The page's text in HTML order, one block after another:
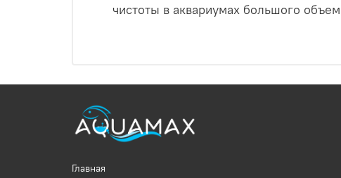
чистоты в аквариумах большого
Главная